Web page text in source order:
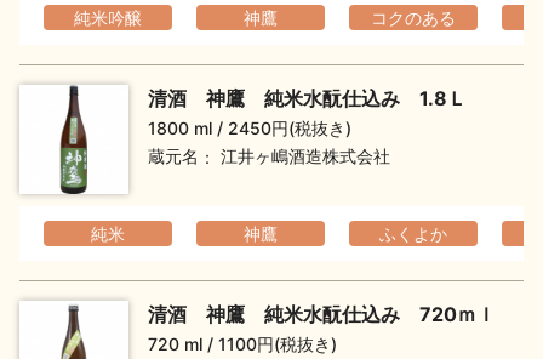
季節の商品 イベント情報
美味しい地酒の選び方
地酒蔵元会とは
純米吟醸 神鷹 コクのある
清酒 神鷹 純米水酛仕込み 1.8Ｌ
1800 ml
2450円(税抜き)
蔵元名
江井ヶ嶋酒造株式会社
純米 神鷹 ふくよか
清酒 神鷹 純米水酛仕込み 720ｍｌ
720 ml
1100円(税抜き)